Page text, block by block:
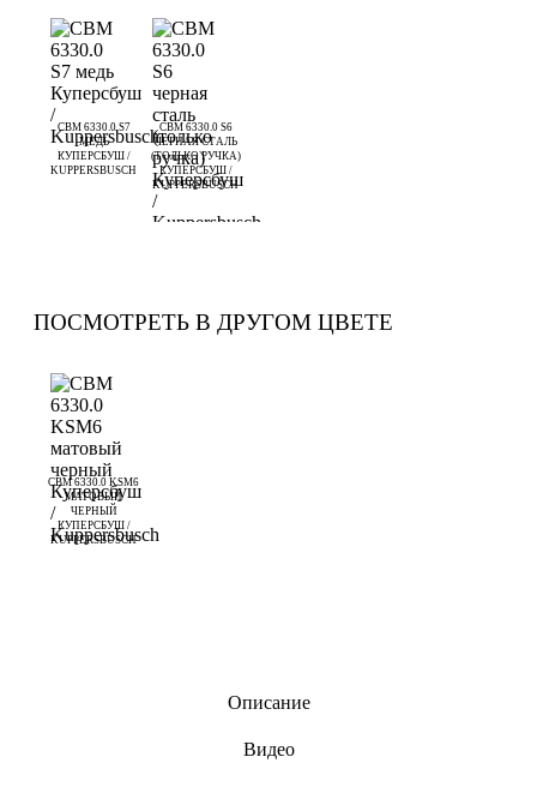
CBM 6330.0 S7
МЕДЬ
КУПЕРСБУШ /
KUPPERSBUSCH
CBM 6330.0 S6
ЧЕРНАЯ СТАЛЬ
(ТОЛЬКО РУЧКА)
КУПЕРСБУШ /
KUPPERSBUSCH
ПОСМОТРЕТЬ В ДРУГОМ ЦВЕТЕ
CBM 6330.0 KSM6
МАТОВЫЙ
ЧЕРНЫЙ
КУПЕРСБУШ /
KUPPERSBUSCH
Описание
Видео